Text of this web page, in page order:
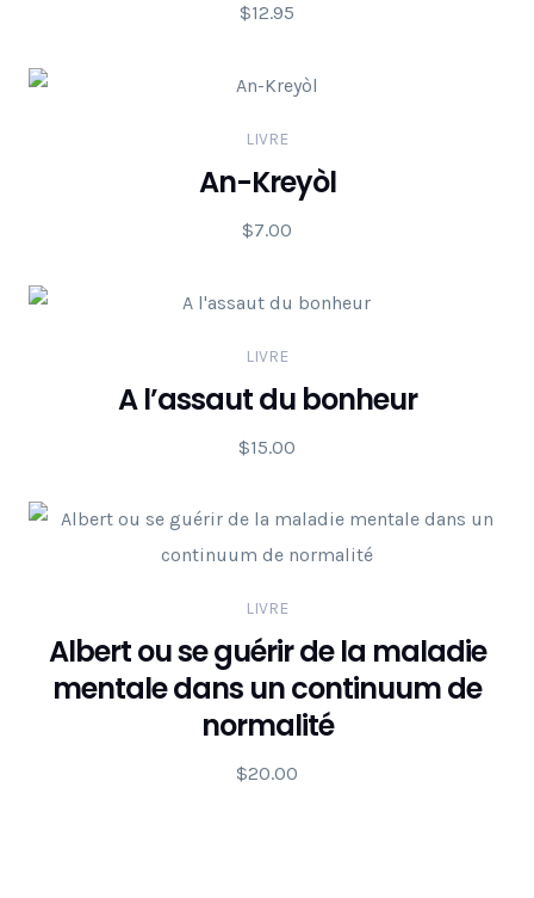
$12.95
LIVRE
An-Kreyòl
$7.00
LIVRE
A l’assaut du bonheur
$15.00
LIVRE
Albert ou se guérir de la maladie
mentale dans un continuum de
normalité
$20.00